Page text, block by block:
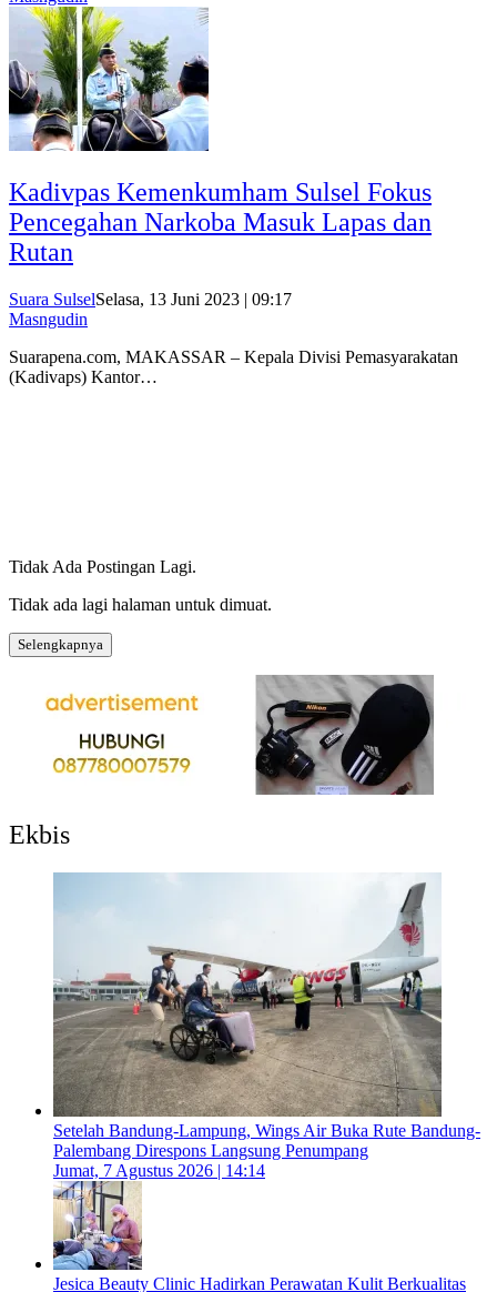
Kadivpas Kemenkumham Sulsel Fokus
Pencegahan Narkoba Masuk Lapas dan
Rutan
Suara SulselSelasa, 13 Juni 2023 | 09:17
Masngudin
Suarapena.com, MAKASSAR – Kepala Divisi Pemasyarakatan
(Kadivaps) Kantor…
Tidak Ada Postingan Lagi.
Tidak ada lagi halaman untuk dimuat.
Selengkapnya
Ekbis
Setelah Bandung-Lampung, Wings Air Buka Rute Bandung-
Palembang Direspons Langsung Penumpang
Jumat, 7 Agustus 2026 | 14:14
Jesica Beauty Clinic Hadirkan Perawatan Kulit Berkualitas